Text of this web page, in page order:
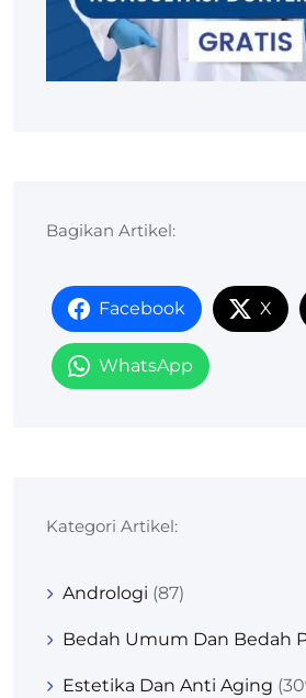
Bagikan Artikel:
Facebook X
WhatsApp
Kategori Artikel:
Andrologi (87)
Bedah Umum Dan Bedah
Estetika Dan Anti Aging